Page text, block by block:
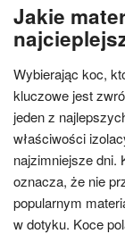
Jakie
Wybierając koc,
kluczowe jest
jeden z
właściwości
najzimniejsze dni.
oznacza, że nie
popularnym
w dotyku. Koce